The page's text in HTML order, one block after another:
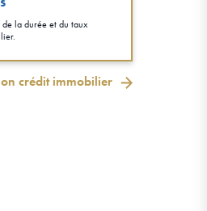
la durée et du taux
crédit immobilier